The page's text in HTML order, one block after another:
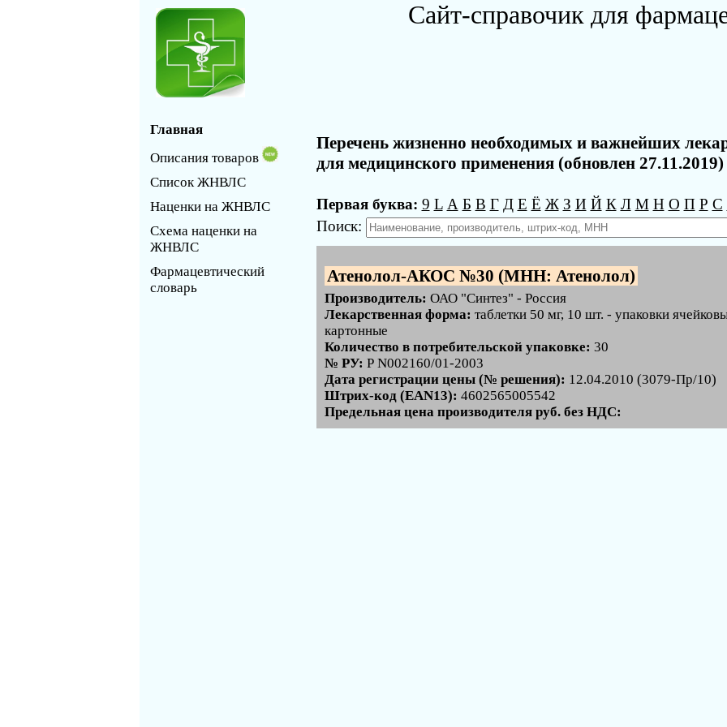
Сайт-справочик для
Главная
Описания товаров
Список ЖНВЛС
Наценки на ЖНВЛС
Схема наценки на
ЖНВЛС
Фармацевтический
словарь
Перечень жизненно необходимых и важнейших
для медицинского применения (обновлен 27.11.2019)
Первая буква: 9 L А Б В Г Д Е Ё Ж З И Й К Л М Н О П Р С
Поиск:
Атенолол-АКОС №30 (МНН: Атенолол)
Производитель: ОАО "Синтез" - Россия
Лекарственная форма: таблетки 50 мг, 10 шт. - упаковки
картонные
Количество в потребительской упаковке: 30
№ РУ: Р N002160/01-2003
Дата регистрации цены (№ решения): 12.04.2010 (3079-Пр/10)
Штрих-код (EAN13): 4602565005542
Предельная цена производителя руб. без НДС: